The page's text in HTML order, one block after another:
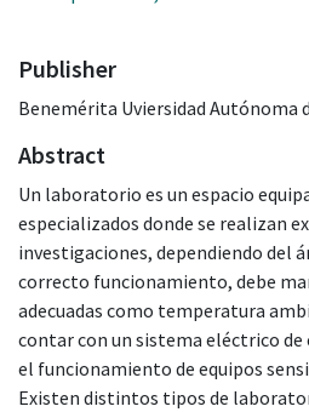
Publisher
Benemérita Uviersidad Autónoma
Abstract
Un laboratorio es un espacio
especializados donde se realizan
investigaciones, dependiendo del
correcto funcionamiento, debe
adecuadas como temperatura
contar con un sistema eléctrico
el funcionamiento de equipos
Existen distintos tipos de